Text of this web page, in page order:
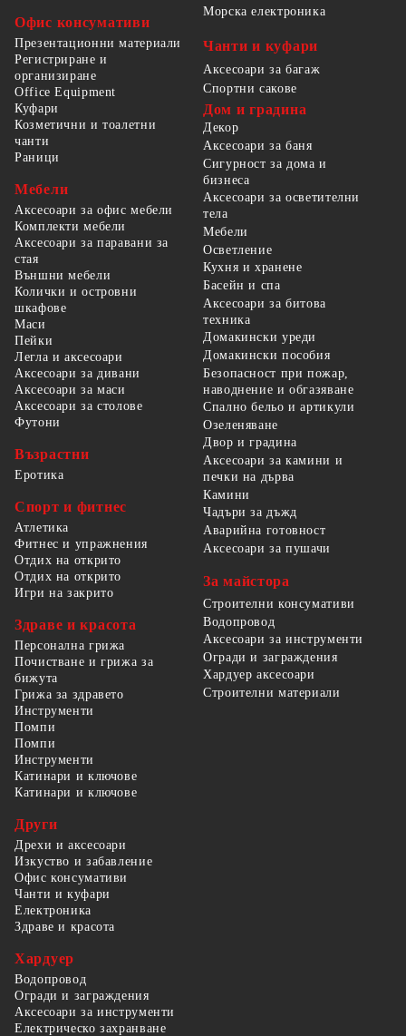
Офис консумативи
Презентационни материали
Регистриране и
организиране
Office Equipment
Морска електроника
Чанти и куфари
Аксесоари за багаж
Спортни сакове
Куфари
Козметични и тоалетни
чанти
Раници
Мебели
Аксесоари за офис мебели
Комплекти мебели
Аксесоари за паравани за
стая
Външни мебели
Колички и островни
шкафове
Маси
Пейки
Легла и аксесоари
Аксесоари за дивани
Аксесоари за маси
Аксесоари за столове
Футони
Възрастни
Еротика
Спорт и фитнес
Атлетика
Фитнес и упражнения
Отдих на открито
Отдих на открито
Игри на закрито
Здраве и красота
Персонална грижа
Почистване и грижа за
бижута
Грижа за здравето
Дом и градина
Декор
Аксесоари за баня
Сигурност за дома и
бизнеса
Аксесоари за осветителни
тела
Мебели
Осветление
Кухня и хранене
Басейн и спа
Аксесоари за битова
техника
Домакински уреди
Домакински пособия
Безопасност при пожар,
наводнение и обгазяване
Спално бельо и артикули
Озеленяване
Двор и градина
Аксесоари за камини и
печки на дърва
Камини
Чадъри за дъжд
Аварийна готовност
Аксесоари за пушачи
За майстора
Строителни консумативи
Водопровод
Аксесоари за инструменти
Огради и заграждения
Хардуер аксесоари
Строителни материали
Инструменти
Помпи
Помпи
Инструменти
Катинари и ключове
Катинари и ключове
Други
Дрехи и аксесоари
Изкуство и забавление
Офис консумативи
Чанти и куфари
Електроника
Здраве и красота
Хардуер
Водопровод
Огради и заграждения
Аксесоари за инструменти
Електрическо захранване